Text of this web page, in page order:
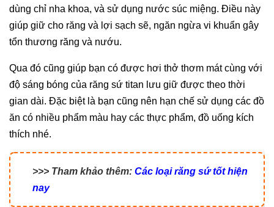
dùng chỉ nha khoa, và sử dụng nước súc miệng. Điều này
giúp giữ cho răng và lợi sạch sẽ, ngăn ngừa vi khuẩn gây
tổn thương răng và nướu.
Qua đó cũng giúp bạn có được hơi thở thơm mát cùng với
độ sáng bóng của răng sứ titan lưu giữ được theo thời
gian dài. Đặc biệt là bạn cũng nên hạn chế sử dụng các đồ
ăn có nhiều phẩm màu hay các thực phẩm, đồ uống kích
thích nhé.
>>> Tham khảo thêm: Các loại răng sứ tốt hiện
nay